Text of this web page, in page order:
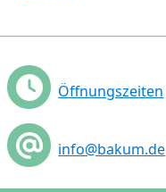
Öffnungszeiten
info@bakum.de